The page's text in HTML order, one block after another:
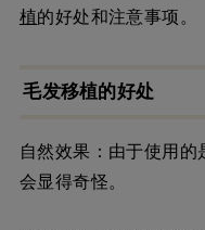
植的好处和注意事项。
毛发移植的好处
自然效果：由于使用
会显得奇怪。